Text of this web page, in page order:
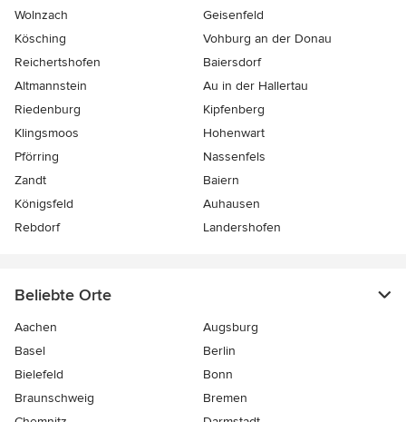
Wolnzach
Geisenfeld
Kösching
Vohburg an der Donau
Reichertshofen
Baiersdorf
Altmannstein
Au in der Hallertau
Riedenburg
Kipfenberg
Klingsmoos
Hohenwart
Pförring
Nassenfels
Zandt
Baiern
Königsfeld
Auhausen
Rebdorf
Landershofen
Beliebte Orte
Aachen
Augsburg
Basel
Berlin
Bielefeld
Bonn
Braunschweig
Bremen